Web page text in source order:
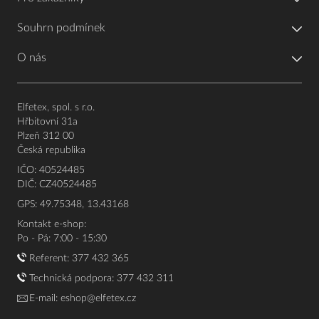
Souhrn podmínek
O nás
Elfetex, spol. s r.o.
Hřbitovní 31a
Plzeň 312 00
Česká republika
IČO: 40524485
DIČ: CZ40524485
GPS: 49.75348, 13.43168
Kontakt e-shop:
Po - Pá: 7:00 - 15:30
Referent: 377 432 365
Technická podpora: 377 432 311
E-mail: eshop@elfetex.cz